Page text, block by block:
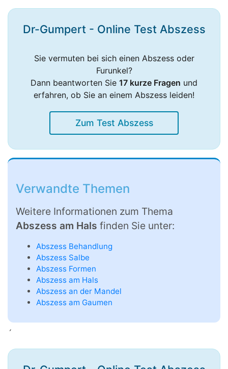
Dr-Gumpert - Online Test Abszess
Sie vermuten bei sich einen Abszess oder
Furunkel?
Dann beantworten Sie 17 kurze Fragen und
erfahren, ob Sie an einem Abszess leiden!
Zum Test Abszess
Verwandte Themen
Weitere Informationen zum Thema
Abszess am Hals finden Sie unter:
Abszess Behandlung
Abszess Salbe
Abszess Formen
Abszess am Hals
Abszess an der Mandel
Abszess am Gaumen
´